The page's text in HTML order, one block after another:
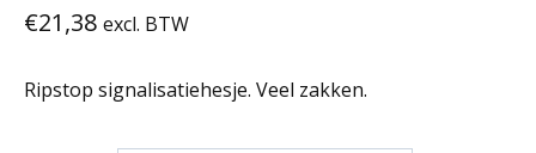
€21,38 excl. BTW
Ripstop signalisatiehesje. Veel zakken.